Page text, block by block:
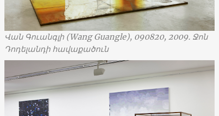
Վան Գուանգլի(Wang Guangle), 090820, 2009. Ջոն
Դոդելանդի հավաքածուն